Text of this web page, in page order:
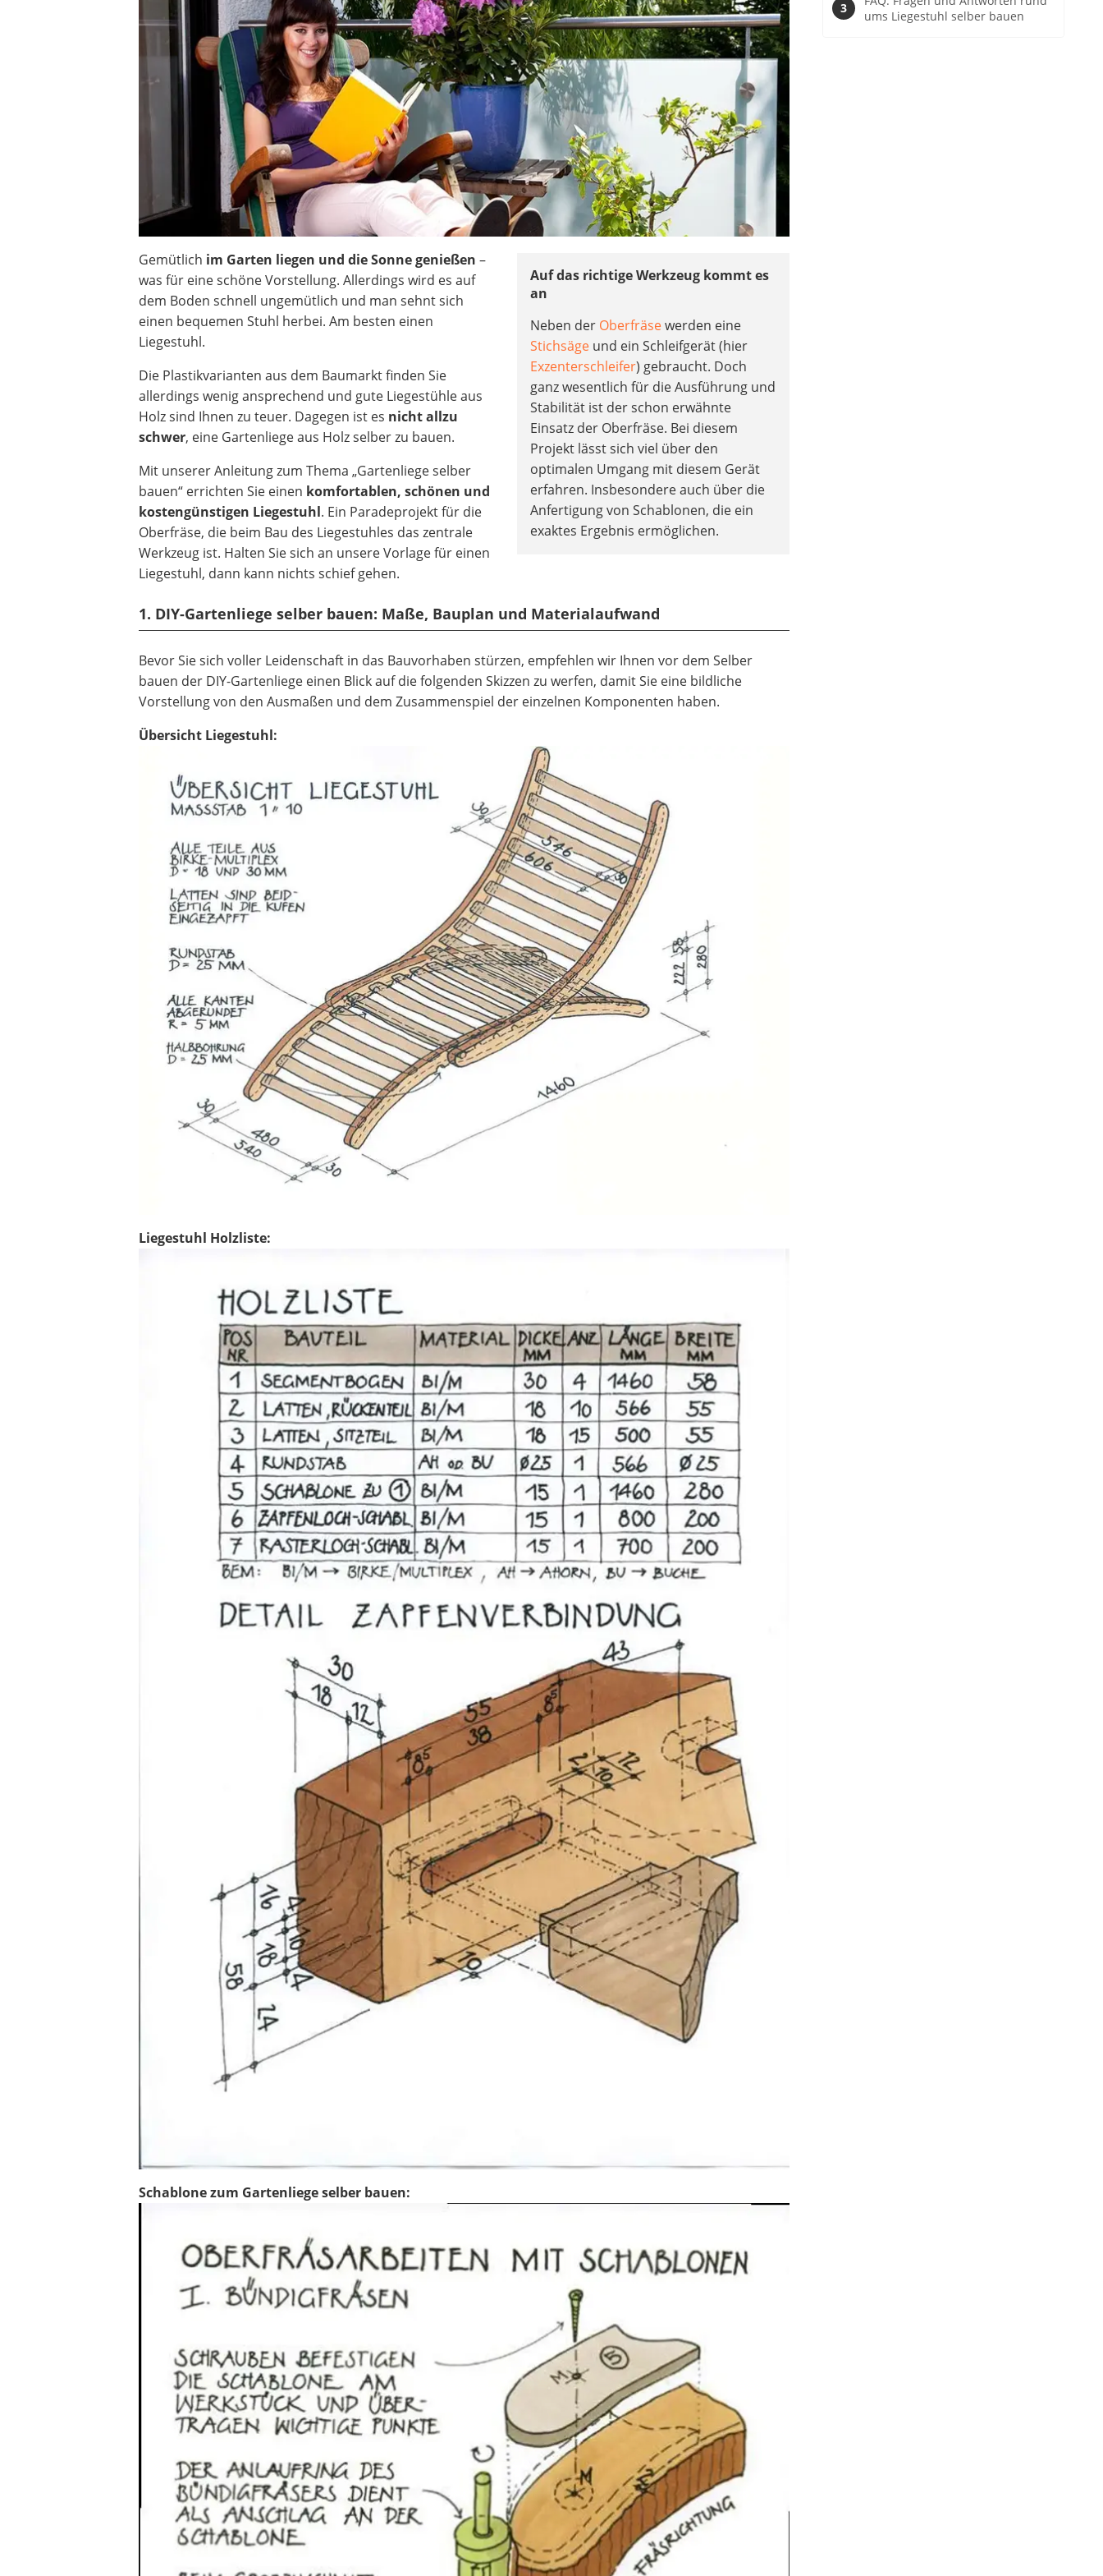
Akku-Vertikutierer
Kassettenmarkise
Bosch-Heckenschere
Auf das richtige Werkzeug kommt es
an
Neben der Oberfräsewerden eine
Stichsäge und ein Schleifgerät (hier
Exzenterschleifer) gebraucht. Doch
ganz wesentlich für die Ausführung und
Stabilität ist der schon erwähnte
Einsatz der Oberfräse. Bei diesem
Projekt lässt sich viel über den
optimalen Umgang mit diesem Gerät
erfahren. Insbesondere auch über die
Anfertigung von Schablonen, die ein
exaktes Ergebnis ermöglichen.
Gemütlich im Garten liegen und die Sonne genießen –
was für eine schöne Vorstellung. Allerdings wird es auf
dem Boden schnell ungemütlich und man sehnt sich
einen bequemen Stuhl herbei. Am besten einen
Liegestuhl.
Die Plastikvarianten aus dem Baumarkt finden Sie
allerdings wenig ansprechend und gute Liegestühle aus
Holz sind Ihnen zu teuer. Dagegen ist es nicht allzu
schwer, eine Gartenliege aus Holz selber zu bauen.
Mit unserer Anleitung zum Thema „Gartenliege selber
bauen“ errichten Sie einen komfortablen, schönen und
kostengünstigen Liegestuhl. Ein Paradeprojekt für die
Oberfräse, die beim Bau des Liegestuhles das zentrale
Werkzeug ist. Halten Sie sich an unsere Vorlage für einen
Liegestuhl, dann kann nichts schief gehen.
1. DIY-Gartenliege selber bauen: Maße, Bauplan und Materialaufwand
Bevor Sie sich voller Leidenschaft in das Bauvorhaben stürzen, empfehlen wir Ihnen vor dem Selber
bauen der DIY-Gartenliege einen Blick auf die folgenden Skizzen zu werfen, damit Sie eine bildliche
Vorstellung von den Ausmaßen und dem Zusammenspiel der einzelnen Komponenten haben.
Übersicht Liegestuhl:
Liegestuhl Holzliste:
Schablone zum Gartenliege selber bauen:
ums Liegestuhl selber bauen